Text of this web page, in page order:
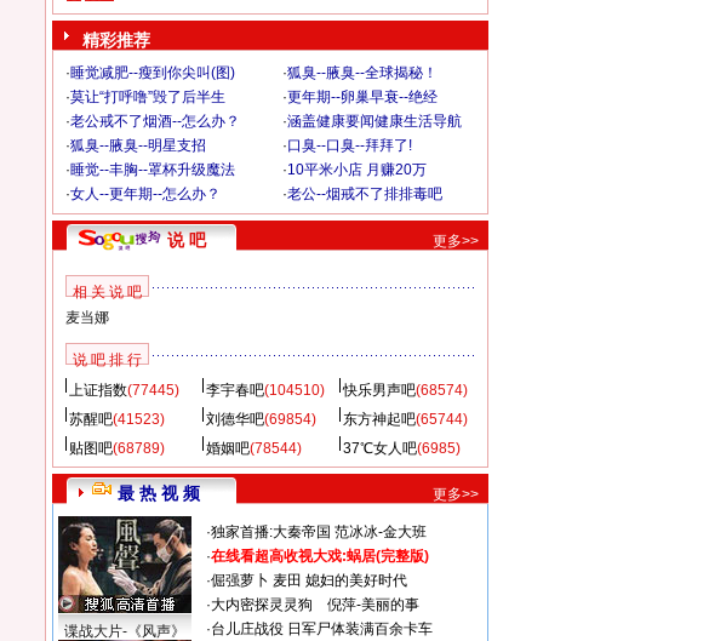
精彩推荐
·睡觉减肥--瘦到你尖叫(图) ·狐臭--腋臭--全球揭秘！
·莫让“打呼噜”毁了后半生 ·更年期--卵巢早衰--绝经
·老公戒不了烟酒--怎么办？ ·涵盖健康要闻健康生活导航
·狐臭--腋臭--明星支招 ·口臭--口臭--拜拜了!
·睡觉--丰胸--罩杯升级魔法 ·10平米小店 月赚20万
·女人--更年期--怎么办？ ·老公--烟戒不了排排毒吧
说 吧 更多>>
相 关 说 吧
麦当娜
说 吧 排 行
上证指数(77445) 李宇春吧(104510) 快乐男声吧(68574)
苏醒吧(41523) 刘德华吧(69854) 东方神起吧(65744)
贴图吧(68789) 婚姻吧(78544) 37℃女人吧(6985)
最 热 视 频 更多>>
谍战大片-《风声》
·独家首播:大秦帝国 范冰冰-金大班
·在线看超高收视大戏:蜗居(完整版)
·倔强萝卜 麦田 媳妇的美好时代
·大内密探灵灵狗
倪萍-美丽的事
·台儿庄战役 日军尸体装满百余卡车